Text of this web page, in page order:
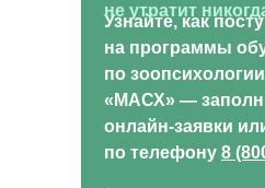
Узнайте, как
на программы
по
«МАСХ» —
онлайн-заявки
по телефону 8
не утратит